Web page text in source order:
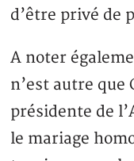
d’être privé de
A noter
n’est autre
présidente de
le mariage